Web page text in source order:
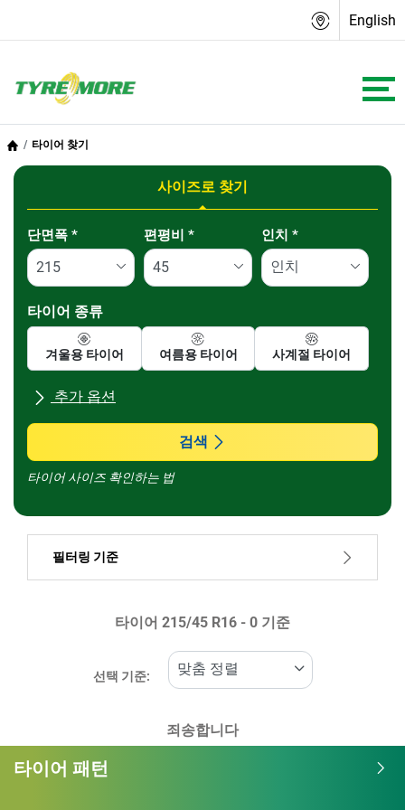
English
타이어 찾기
사이즈로 찾기
Tab updated: 사이즈로 찾기
단면폭 * 편평비* 인치 *
타이어 종류
겨울용 타이어 여름용 타이어 사계절 타이어
추가 옵션
모든 브랜드
런플랫 타이어일 경우, 선택하세요
검색
타이어 사이즈 확인하는 법
필터링 기준
모든 유형 (0)
겨울 (0)
타이어 ‎215/45 R16 - 0 기준
선택 기준:
죄송합니다
타이어 패턴